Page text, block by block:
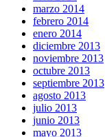
marzo 2014
febrero 2014
enero 2014
diciembre 2013
noviembre 2013
octubre 2013
septiembre 2013
agosto 2013
julio 2013
junio 2013
mayo 2013